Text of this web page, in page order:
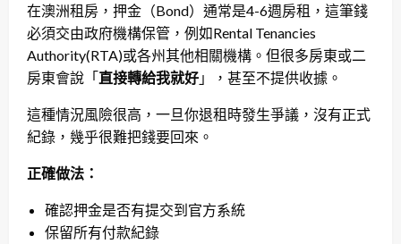
在澳洲租房，押金（Bond）通常是4-6週房租，這筆錢
必須交由政府機構保管，例如Rental Tenancies
Authority(RTA)或各州其他相關機構。但很多房東或二
房東會說「直接轉給我就好 」，甚至不提供收據。
這種情況風險很高，一旦你退租時發生爭議，沒有正式
紀錄，幾乎很難把錢要回來。
正確做法：
確認押金是否有提交到官方系統
保留所有付款紀錄